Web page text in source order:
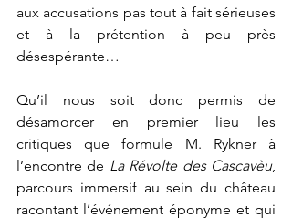
aux accusations pas tout à fait sérieuses
et à la prétention à peu près
désespérante…
Qu’il nous soit donc permis de
désamorcer en premier lieu les
critiques que formule M. Rykner à
l’encontre de La Révolte des Cascavèu,
parcours immersif au sein du château
racontant l’événement éponyme et qui